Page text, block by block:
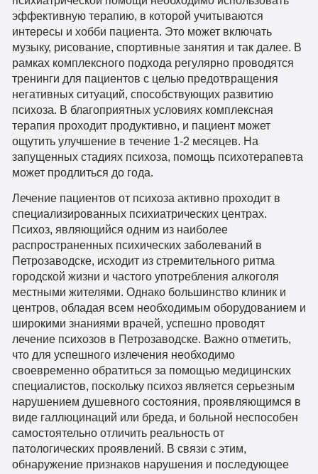
эффективную терапию, в которой учитываются
интересы и хобби пациента. Это может включать
музыку, рисование, спортивные занятия и так далее. В
рамках комплексного подхода регулярно проводятся
тренинги для пациентов с целью предотвращения
негативных ситуаций, способствующих развитию
психоза. В благоприятных условиях комплексная
терапия проходит продуктивно, и пациент может
ощутить улучшение в течение 1-2 месяцев. На
запущенных стадиях психоза, помощь психотерапевта
может продлиться до года.
Лечение пациентов от психоза активно проходит в
специализированных психиатрических центрах.
Психоз, являющийся одним из наиболее
распространенных психических заболеваний в
Петрозаводске, исходит из стремительного ритма
городской жизни и частого употребления алкоголя
местными жителями. Однако большинство клиник и
центров, обладая всем необходимым оборудованием и
широкими знаниями врачей, успешно проводят
лечение психозов в Петрозаводске. Важно отметить,
что для успешного излечения необходимо
своевременно обратиться за помощью медицинских
специалистов, поскольку психоз является серьезным
нарушением душевного состояния, проявляющимся в
виде галлюцинаций или бреда, и больной неспособен
самостоятельно отличить реальность от
патологических проявлений. В связи с этим,
обнаружение признаков нарушения и последующее